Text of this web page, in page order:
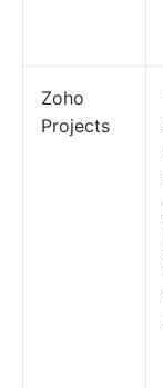
Zoho
Projects